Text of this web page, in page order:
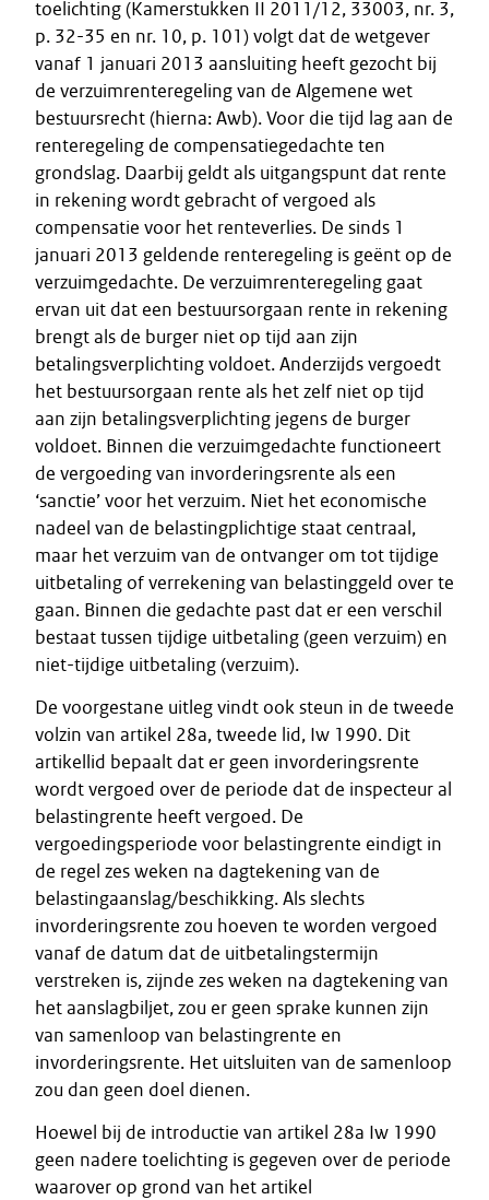
toelichting (Kamerstukken II 2011/12, 33003, nr. 3,
p. 32-35 en nr. 10, p. 101) volgt dat de wetgever
vanaf 1 januari 2013 aansluiting heeft gezocht bij
de verzuimrenteregeling van de Algemene wet
bestuursrecht (hierna: Awb). Voor die tijd lag aan de
renteregeling de compensatiegedachte ten
grondslag. Daarbij geldt als uitgangspunt dat rente
in rekening wordt gebracht of vergoed als
compensatie voor het renteverlies. De sinds 1
januari 2013 geldende renteregeling is geënt op de
verzuimgedachte. De verzuimrenteregeling gaat
ervan uit dat een bestuursorgaan rente in rekening
brengt als de burger niet op tijd aan zijn
betalingsverplichting voldoet. Anderzijds vergoedt
het bestuursorgaan rente als het zelf niet op tijd
aan zijn betalingsverplichting jegens de burger
voldoet. Binnen die verzuimgedachte functioneert
de vergoeding van invorderingsrente als een
‘sanctie’ voor het verzuim. Niet het economische
nadeel van de belastingplichtige staat centraal,
maar het verzuim van de ontvanger om tot tijdige
uitbetaling of verrekening van belastinggeld over te
gaan. Binnen die gedachte past dat er een verschil
bestaat tussen tijdige uitbetaling (geen verzuim) en
niet-tijdige uitbetaling (verzuim).
De voorgestane uitleg vindt ook steun in de tweede
volzin van artikel 28a, tweede lid, Iw 1990. Dit
artikellid bepaalt dat er geen invorderingsrente
wordt vergoed over de periode dat de inspecteur al
belastingrente heeft vergoed. De
vergoedingsperiode voor belastingrente eindigt in
de regel zes weken na dagtekening van de
belastingaanslag/beschikking. Als slechts
invorderingsrente zou hoeven te worden vergoed
vanaf de datum dat de uitbetalingstermijn
verstreken is, zijnde zes weken na dagtekening van
het aanslagbiljet, zou er geen sprake kunnen zijn
van samenloop van belastingrente en
invorderingsrente. Het uitsluiten van de samenloop
zou dan geen doel dienen.
Hoewel bij de introductie van artikel 28a Iw 1990
geen nadere toelichting is gegeven over de periode
waarover op grond van het artikel